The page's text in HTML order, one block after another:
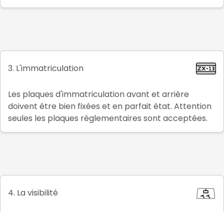
3. L'immatriculation
Les plaques d'immatriculation avant et arrière
doivent être bien fixées et en parfait état. Attention
seules les plaques réglementaires sont acceptées.
4. La visibilité